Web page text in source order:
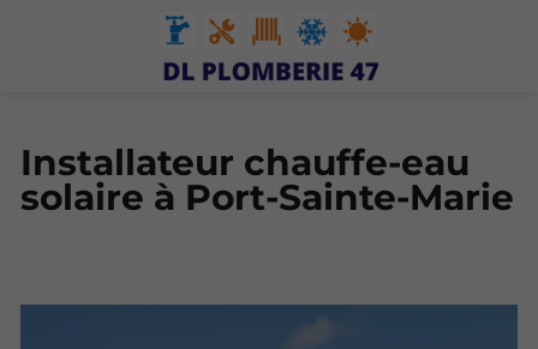
Installateur chauffe-eau
solaire à Port-Sainte-Marie